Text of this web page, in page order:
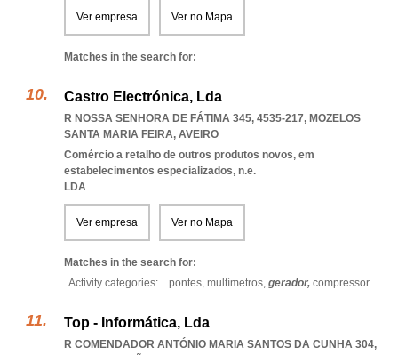
Ver empresa Ver no Mapa
Matches in the search for:
Castro Electrónica, Lda
R NOSSA SENHORA DE FÁTIMA 345, 4535-217, MOZELOS
SANTA MARIA FEIRA, AVEIRO
Comércio a retalho de outros produtos novos, em
estabelecimentos especializados, n.e.
LDA
Ver empresa Ver no Mapa
Matches in the search for:
Activity categories: ...pontes, multímetros, gerador, compressor...
Top - Informática, Lda
R COMENDADOR ANTÓNIO MARIA SANTOS DA CUNHA 304,